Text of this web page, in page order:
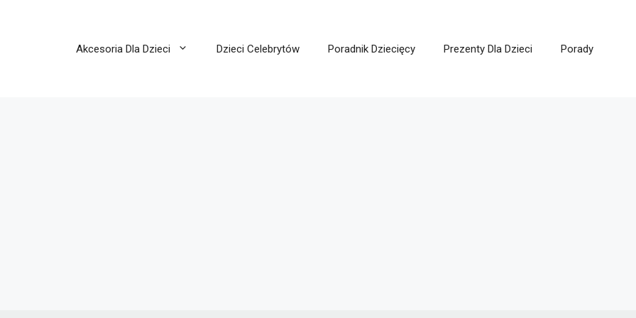
Akcesoria Dla Dzieci Dzieci Celebrytów Poradnik Dziecięcy Prezenty Dla Dzieci Porady